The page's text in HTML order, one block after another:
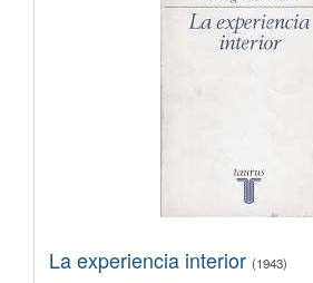
La experiencia interior (1943)